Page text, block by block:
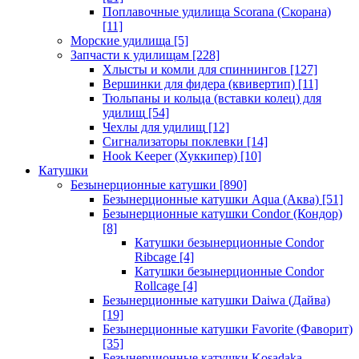
Поплавочные удилища Scorana (Скорана)
[11]
Морские удилища [5]
Запчасти к удилищам [228]
Хлысты и комли для спиннингов [127]
Вершинки для фидера (квивертип) [11]
Тюльпаны и кольца (вставки колец) для
удилищ [54]
Чехлы для удилищ [12]
Сигнализаторы поклевки [14]
Hook Keeper (Хуккипер) [10]
Катушки
Безынерционные катушки [890]
Безынерционные катушки Aqua (Аква) [51]
Безынерционные катушки Condor (Кондор)
[8]
Катушки безынерционные Condor
Ribcage [4]
Катушки безынерционные Condor
Rollcage [4]
Безынерционные катушки Daiwa (Дайва)
[19]
Безынерционные катушки Favorite (Фаворит)
[35]